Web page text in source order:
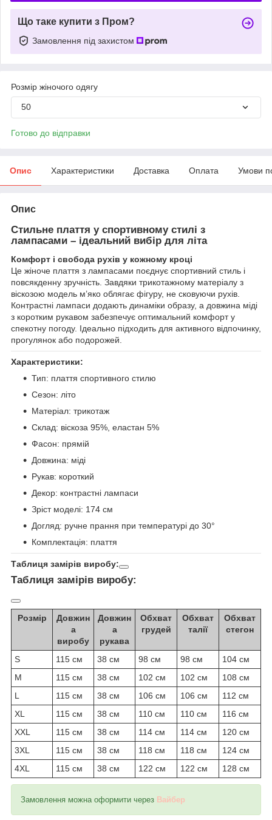
Що таке купити з Пром?
Замовлення під захистом
Розмір жіночого одягу
50
Готово до відправки
Опис Характеристики Доставка Оплата Умови
Опис
Стильне плаття у спортивному стилі з
лампасами – ідеальний вибір для літа
Комфорт і свобода рухів у кожному кроці
Це жіноче плаття з лампасами поєднує спортивний стиль і
повсякденну зручність. Завдяки трикотажному матеріалу з
віскозою модель м’яко облягає фігуру, не сковуючи рухів.
Контрастні лампаси додають динаміки образу, а довжина міді
з коротким рукавом забезпечує оптимальний комфорт у
спекотну погоду. Ідеально підходить для активного відпочинку,
прогулянок або подорожей.
Характеристики:
Тип: плаття спортивного стилю
Сезон: літо
Матеріал: трикотаж
Склад: віскоза 95%, еластан 5%
Фасон: прямій
Довжина: міді
Рукав: короткий
Декор: контрастні лампаси
Зріст моделі: 174 см
Догляд: ручне прання при температурі до 30°
Комплектація: плаття
Таблиця замірів виробу:
Таблиця замірів виробу:
Розмір
Довжин
а
виробу
Довжин
а
рукава
Обхват
грудей
Обхват
талії
Обхват
стегон
S 115 см 38 см 98 см 98 см
104 см
M
115 см 38 см 102 см 102 см
108 см
L
115 см 38 см 106 см 106 см
112 см
XL
115 см 38 см 110 см 110 см
116 см
XXL
115 см 38 см 114 см 114 см
120 см
3XL
115 см 38 см 118 см 118 см
124 см
4XL
115 см 38 см 122 см 122 см 128 см
Замовлення можна оформити через Вайбер